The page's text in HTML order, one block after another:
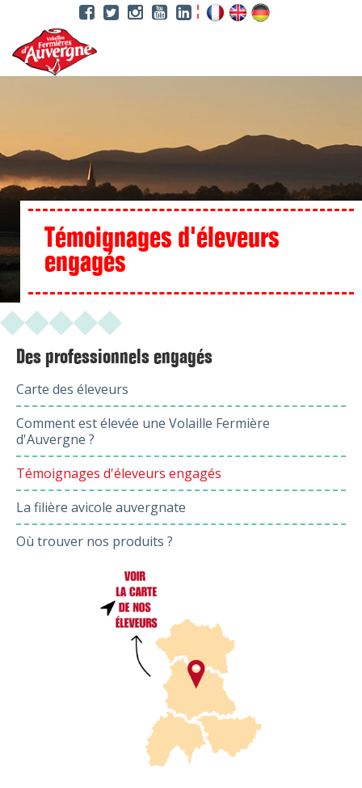
contenu
principal
Témoignages d'éleveurs
engagés
Des professionnels engagés
Carte des éleveurs
Comment est élevée une Volaille Fermière
d'Auvergne ?
Témoignages d'éleveurs engagés
La filière avicole auvergnate
Où trouver nos produits ?